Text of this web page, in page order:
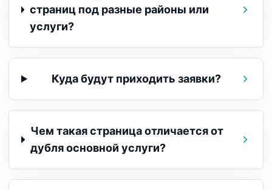
страниц под разные районы или
услуги?
Куда будут приходить заявки?
Чем такая страница отличается от
дубля основной услуги?